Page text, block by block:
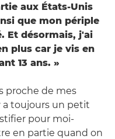
aux États-Unis
que mon périple
Et désormais, j'ai
plus car je vis en
13 ans. »
proche de mes
a toujours un petit
pour moi-
en partie quand on